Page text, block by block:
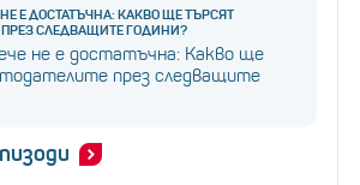
Е ДОСТАТЪЧНА: КАКВО ЩЕ ТЪРСЯТ
ПРЕЗ СЛЕДВАЩИТЕ ГОДИНИ?
не е достатъчна: Какво ще
през следващите